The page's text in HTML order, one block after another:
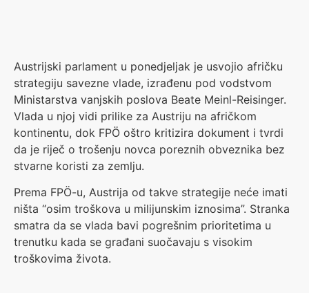
Austrijski parlament u ponedjeljak je usvojio afričku
strategiju savezne vlade, izrađenu pod vodstvom
Ministarstva vanjskih poslova Beate Meinl-Reisinger.
Vlada u njoj vidi prilike za Austriju na afričkom
kontinentu, dok FPÖ oštro kritizira dokument i tvrdi
da je riječ o trošenju novca poreznih obveznika bez
stvarne koristi za zemlju.
Prema FPÖ-u, Austrija od takve strategije neće imati
ništa “osim troškova u milijunskim iznosima”. Stranka
smatra da se vlada bavi pogrešnim prioritetima u
trenutku kada se građani suočavaju s visokim
troškovima života.